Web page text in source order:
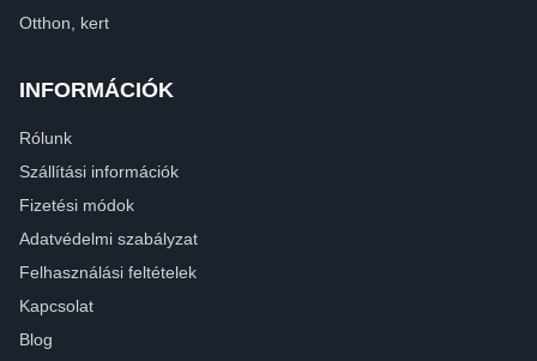
Otthon, kert
INFORMÁCIÓK
Rólunk
Szállítási információk
Fizetési módok
Adatvédelmi szabályzat
Felhasználási feltételek
Kapcsolat
Blog